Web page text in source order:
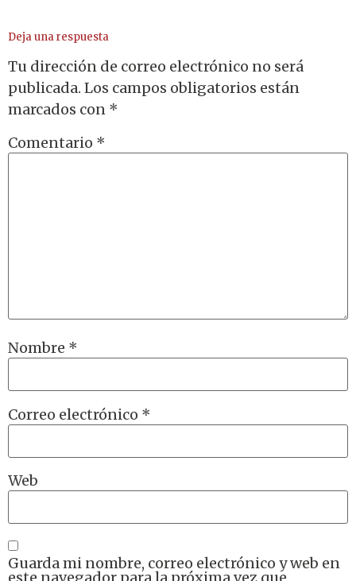
Deja una respuesta
Tu dirección de correo electrónico no será
publicada. Los campos obligatorios están
marcados con *
Comentario *
Nombre *
Correo electrónico *
Web
Guarda mi nombre, correo electrónico y web en